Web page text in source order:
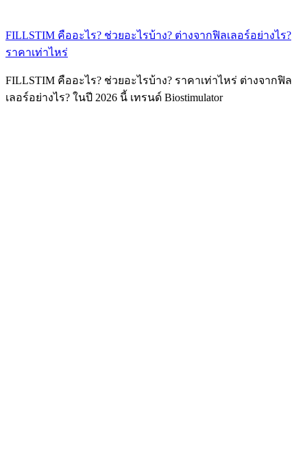
FILLSTIM คืออะไร? ช่วยอะไรบ้าง? ต่างจากฟิลเลอร์อย่างไร?
ราคาเท่าไหร่
FILLSTIM คืออะไร? ช่วยอะไรบ้าง? ราคาเท่าไหร่ ต่างจากฟิล
เลอร์อย่างไร? ในปี 2026 นี้ เทรนด์ Biostimulator